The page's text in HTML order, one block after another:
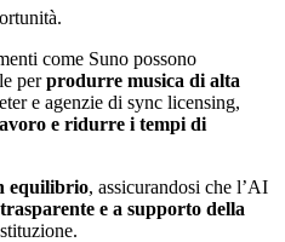
come Suno possono
perprodurre musica di alta
e agenzie di sync licensing,
e ridurre i tempi di
equilibrio, assicurandosi che l’AI
e a supporto della